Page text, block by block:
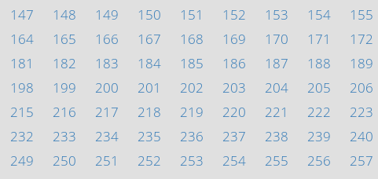
147 148 149 150 151 152 153 154 155
164 165 166 167 168 169 170 171 172
181 182 183 184 185 186 187 188 189
198 199 200 201 202 203 204 205 206
215 216 217 218 219 220 221 222 223
232 233 234 235 236 237 238 239 240
249 250 251 252 253 254 255 256 257